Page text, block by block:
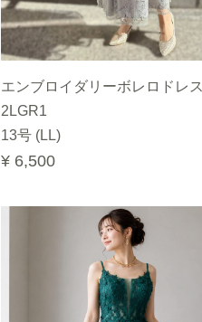
エンブロイダリーボレロドレス
2LGR1
13号 (LL)
¥ 6,500